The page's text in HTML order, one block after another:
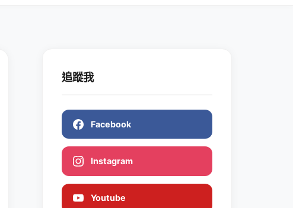
追蹤我
Facebook
Instagram
Youtube